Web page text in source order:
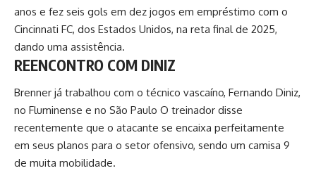
anos e fez seis gols em dez jogos em empréstimo com o
Cincinnati FC, dos Estados Unidos, na reta final de 2025,
dando uma assistência.
REENCONTRO COM DINIZ
Brenner já trabalhou com o técnico vascaíno, Fernando Diniz,
no Fluminense e no São Paulo O treinador disse
recentemente que o atacante se encaixa perfeitamente
em seus planos para o setor ofensivo, sendo um camisa 9
de muita mobilidade.